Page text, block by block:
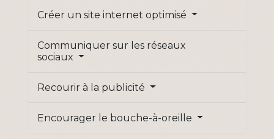
Créer un site internet optimisé
Communiquer sur les réseaux
sociaux
Recourir à la publicité
Encourager le bouche-à-oreille